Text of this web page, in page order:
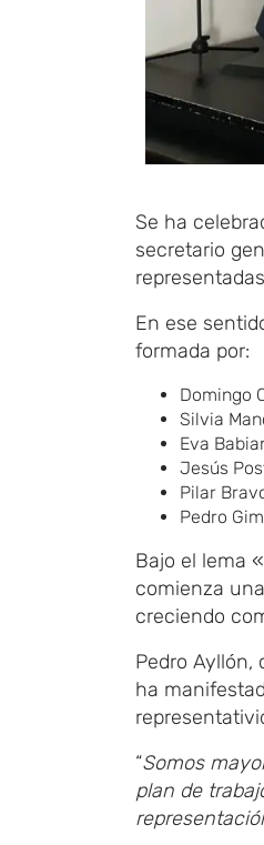
Se ha
secretario
En ese
formada por:
Domingo
Silvia
Eva
Jesús
Pilar
Pedro
Bajo el lema
comienza
creciendo
Pedro Ayllón,
ha
“Somos
plan de